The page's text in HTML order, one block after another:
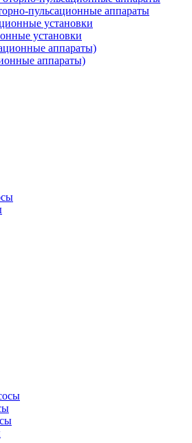
пульсационные аппараты
установки
аппараты)